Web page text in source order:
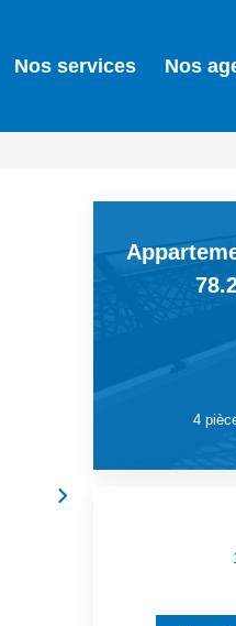
Nos services Nos
4